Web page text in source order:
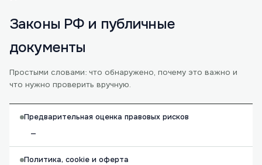
Законы РФ и публичные
документы
Простыми словами: что обнаружено, почему это важно и
что нужно проверить вручную.
Предварительная оценка правовых рисков
—
Политика, cookie и оферта